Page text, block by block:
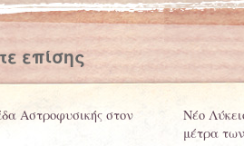
επίσης
Αστροφυσικής στον
Νέο
μέτρα